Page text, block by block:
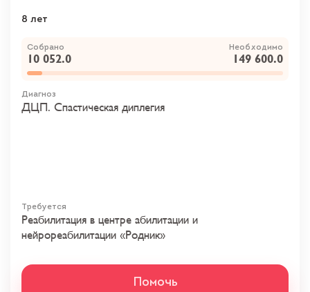
8 лет
Собрано
10 052.0
Необходимо
149 600.0
Диагноз
ДЦП. Спастическая диплегия
Требуется
Реабилитация в центре абилитации и
нейрореабилитации «Родник»
Помочь